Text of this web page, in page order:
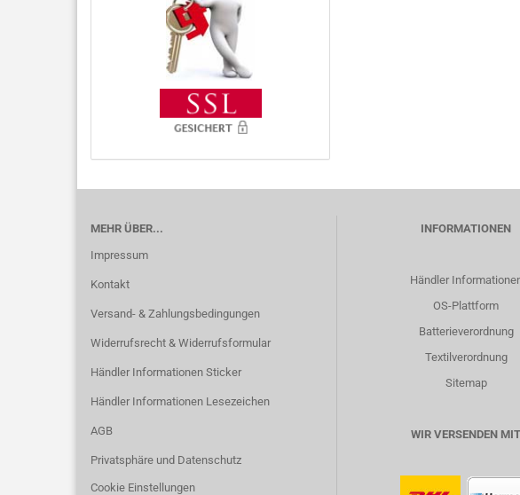
MEHR ÜBER...
Impressum
Kontakt
Versand- & Zahlungsbedingungen
Widerrufsrecht & Widerrufsformular
Händler Informationen Sticker
Händler Informationen Lesezeichen
AGB
Privatsphäre und Datenschutz
Cookie Einstellungen
INFORMATIONEN
Händler
OS-Plattform
Batterieverordnung
Textilverordnung
Sitemap
WIR VERSENDEN MIT